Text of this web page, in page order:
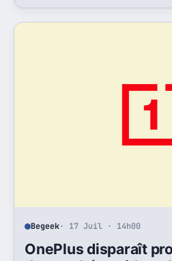
Begeek· 17 Juil · 14h00
OnePlus disparaît